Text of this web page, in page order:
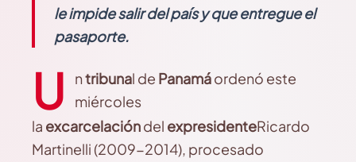
le impide salir del país y que entregue el
pasaporte.
U ntribunal de Panamáordenó este
miércoles
la excarcelacióndel expresidenteRicardo
Martinelli (2009-2014), procesado